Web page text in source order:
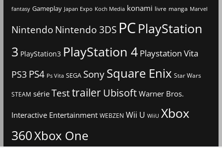
fantasy Gameplay Japan Expo Koch Media konami livre manga Marvel
Nintendo Nintendo 3DS PCPlayStation
3 PlayStation3 PlayStation 4 Playstation Vita
PS3 PS4 Ps Vita SEGA Sony Square Enix Star Wars
STEAM série TesttrailerUbisoftWarner Bros.
Interactive Entertainment WEBZEN Wii U WiiU Xbox
360Xbox One